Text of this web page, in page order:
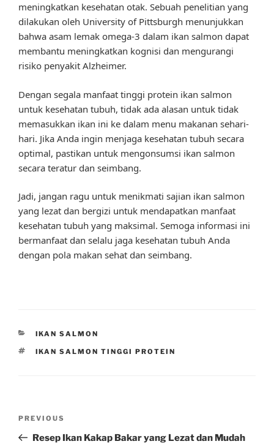
meningkatkan kesehatan otak. Sebuah penelitian yang
dilakukan oleh University of Pittsburgh menunjukkan
bahwa asam lemak omega-3 dalam ikan salmon dapat
membantu meningkatkan kognisi dan mengurangi
risiko penyakit Alzheimer.
Dengan segala manfaat tinggi protein ikan salmon
untuk kesehatan tubuh, tidak ada alasan untuk tidak
memasukkan ikan ini ke dalam menu makanan sehari-
hari. Jika Anda ingin menjaga kesehatan tubuh secara
optimal, pastikan untuk mengonsumsi ikan salmon
secara teratur dan seimbang.
Jadi, jangan ragu untuk menikmati sajian ikan salmon
yang lezat dan bergizi untuk mendapatkan manfaat
kesehatan tubuh yang maksimal. Semoga informasi ini
bermanfaat dan selalu jaga kesehatan tubuh Anda
dengan pola makan sehat dan seimbang.
CATEGORIES
IKAN SALMON
TAGS
IKAN SALMON TINGGI PROTEIN
Previous
Post
PREVIOUS
Resep Ikan Kakap Bakar yang Lezat dan Mudah